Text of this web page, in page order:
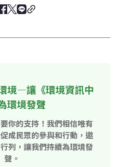
境—讓《環境資訊中
環境發聲
你的支持！我們相信唯有
成民眾的參與和行動，邀
列，讓我們持續為環境發
聲。